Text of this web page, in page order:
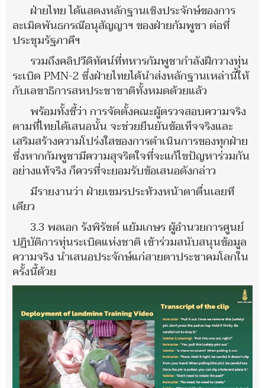
ฝ่ายไทย ได้แสดงหลักฐานเชิงประจักษ์ของการ
ละเมิดพันธกรณีอนุสัญญาฯ ของฝ่ายกัมพูชา ต่อที่
ประชุมรัฐภาคีฯ
รวมถึงคลิปวีดิทัศน์ที่ทหารกัมพูชากำลังฝึกวางทุ่น
ระเบิด PMN-2 ซึ่งฝ่ายไทยได้นำส่งหลักฐานเหล่านี้ให้
กับเลขาธิการสหประชาชาติทั้งหมดด้วยแล้ว
พร้อมทั้งชี้ว่า การจัดตั้งคณะผู้ตรวจสอบความจริง
ตามที่ไทยได้เสนอนั้น จะช่วยยืนยันข้อเท็จจริงและ
เสริมสร้างความโปร่งใสของการดำเนินการของทุกฝ่าย
ซึ่งหากกัมพูชามีความสุจริตใจที่จะแก้ไขปัญหาร่วมกัน
อย่างแท้จริง ก็ควรที่จะยอมรับข้อเสนอดังกล่าว
มีรายงานว่า ฝ่ายเขมรประท้วงหน้าตาตื่นเลยที
เดียว
3.3 พลเอก รังพิรัชต์ แย้มเกษร ผู้อำนวยการศูนย์
ปฏิบัติการทุ่นระเบิดแห่งชาติ เข้าร่วมสนับสนุนข้อมูล
ความจริง นำเสนอประจักษ์แก่สายตาประชาคมโลกใน
ครั้งนี้ด้วย